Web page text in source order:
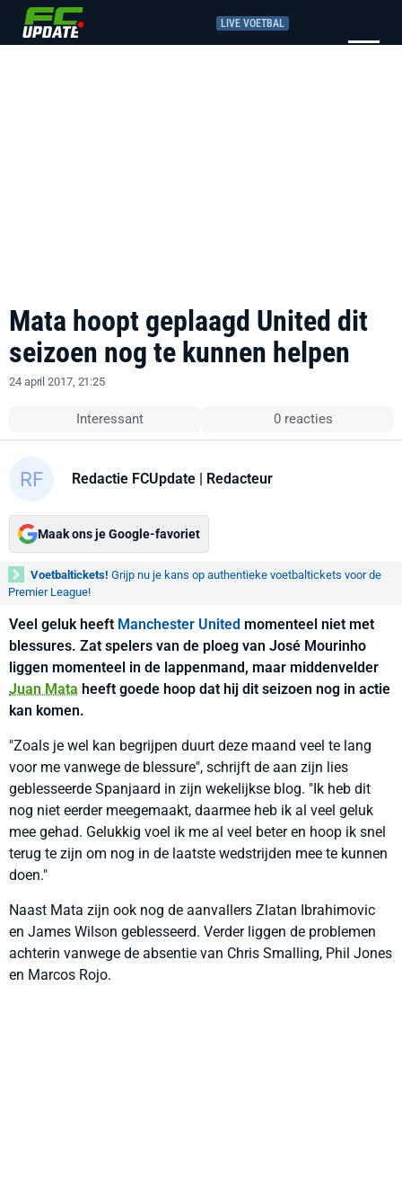
LIVE VOETBAL
Mata hoopt geplaagd United dit
seizoen nog te kunnen helpen
24 april 2017, 21:25
Interessant 0 reacties
Redactie FCUpdate | Redacteur
Maak ons je Google-favoriet
Voetbaltickets! Grijp nu je kans op authentieke voetbaltickets voor de
Premier League!
Veel geluk heeft Manchester United momenteel niet met
blessures. Zat spelers van de ploeg van José Mourinho
liggen momenteel in de lappenmand, maar middenvelder
Juan Mata heeft goede hoop dat hij dit seizoen nog in actie
kan komen.
"Zoals je wel kan begrijpen duurt deze maand veel te lang
voor me vanwege de blessure", schrijft de aan zijn lies
geblesseerde Spanjaard in zijn wekelijkse blog. "Ik heb dit
nog niet eerder meegemaakt, daarmee heb ik al veel geluk
mee gehad. Gelukkig voel ik me al veel beter en hoop ik snel
terug te zijn om nog in de laatste wedstrijden mee te kunnen
doen."
Naast Mata zijn ook nog de aanvallers Zlatan Ibrahimovic
en James Wilson geblesseerd. Verder liggen de problemen
achterin vanwege de absentie van Chris Smalling, Phil Jones
en Marcos Rojo.